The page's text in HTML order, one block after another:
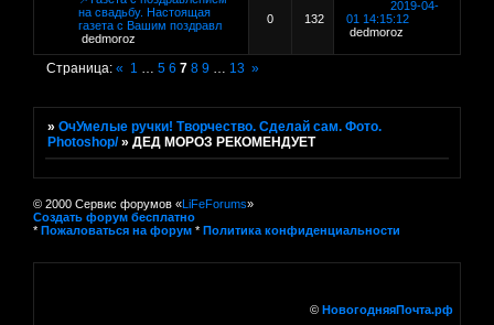
на свадьбу. Настоящая
газета с Вашим поздравл
dedmoroz
0 132
2019-04-
01 14:15:12
dedmoroz
Страница:« 1 … 5 6 7 8 9 … 13 »
»ОчУмелые ручки! Творчество. Сделай сам. Фото.
Photoshop/ »ДЕД МОРОЗ РЕКОМЕНДУЕТ
© 2000 Сервис форумов «LiFeForums»
Создать форум бесплатно
* Пожаловаться на форум * Политика конфиденциальности
© НовогодняяПочта.рф